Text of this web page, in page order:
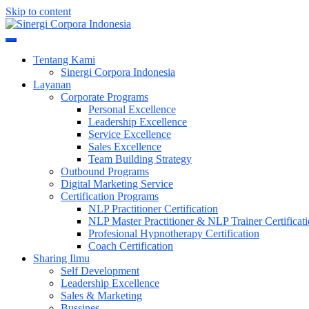
Skip to content
Sinergi Corpora Indonesia
Tentang Kami
Sinergi Corpora Indonesia
Layanan
Corporate Programs
Personal Excellence
Leadership Excellence
Service Excellence
Sales Excellence
Team Building Strategy
Outbound Programs
Digital Marketing Service
Certification Programs
NLP Practitioner Certification
NLP Master Practitioner & NLP Trainer
Profesional Hypnotherapy Certification
Coach Certification
Sharing Ilmu
Self Development
Leadership Excellence
Sales & Marketing